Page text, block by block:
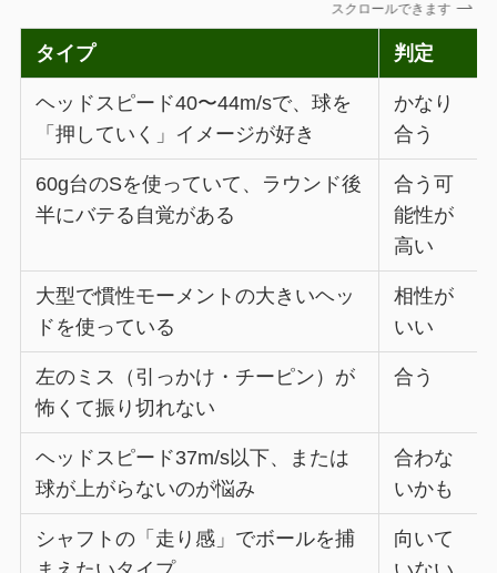
スクロールできます
タイプ 判定
ヘッドスピード40〜44m/sで、球を
「押していく」イメージが好き
かなり
合う
60g台のSを使っていて、ラウンド後
半にバテる自覚がある
合う可
能性が
高い
大型で慣性モーメントの大きいヘッ
ドを使っている
相性が
いい
左のミス（引っかけ・チーピン）が
怖くて振り切れない
合う
ヘッドスピード37m/s以下、または
球が上がらないのが悩み
合わな
いかも
シャフトの「走り感」でボールを捕
向いて